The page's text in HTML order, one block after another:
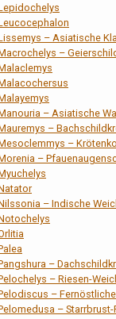
– Asiatische
–
– Asiatische
–
–
–
– Indische
–
– Riesen-
–
–